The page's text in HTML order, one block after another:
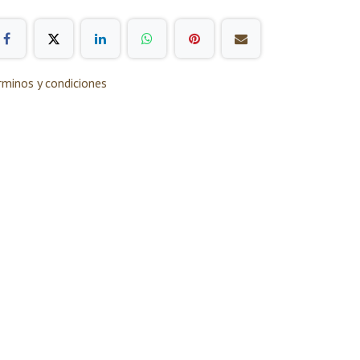
y condiciones